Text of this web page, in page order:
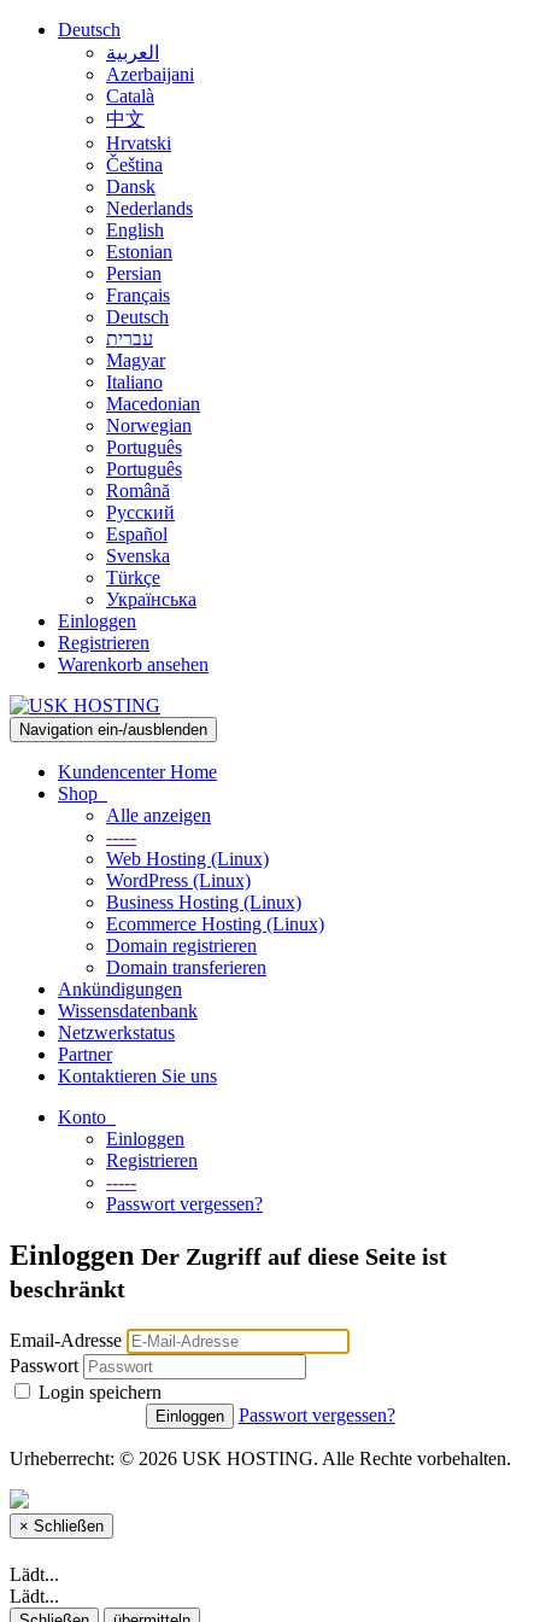
Deutsch
العربية
Azerbaijani
Català
中文
Hrvatski
Čeština
Dansk
Nederlands
English
Estonian
Persian
Français
Deutsch
עברית
Magyar
Italiano
Macedonian
Norwegian
Português
Português
Română
Русский
Español
Svenska
Türkçe
Українська
Einloggen
Registrieren
Warenkorb ansehen
Navigation ein-/ausblenden
Kundencenter Home
Shop
Alle anzeigen
-----
Web Hosting (Linux)
WordPress (Linux)
Business Hosting (Linux)
Ecommerce Hosting (Linux)
Domain registrieren
Domain transferieren
Ankündigungen
Wissensdatenbank
Netzwerkstatus
Partner
Kontaktieren Sie uns
Konto
Einloggen
Registrieren
-----
Passwort vergessen?
Einloggen Der Zugriff auf diese Seite ist
beschränkt
Email-Adresse
Passwort
Login speichern
Passwort vergessen?
Urheberrecht: © 2026 USK HOSTING. Alle Rechte vorbehalten.
× Schließen
Lädt...
Lädt...